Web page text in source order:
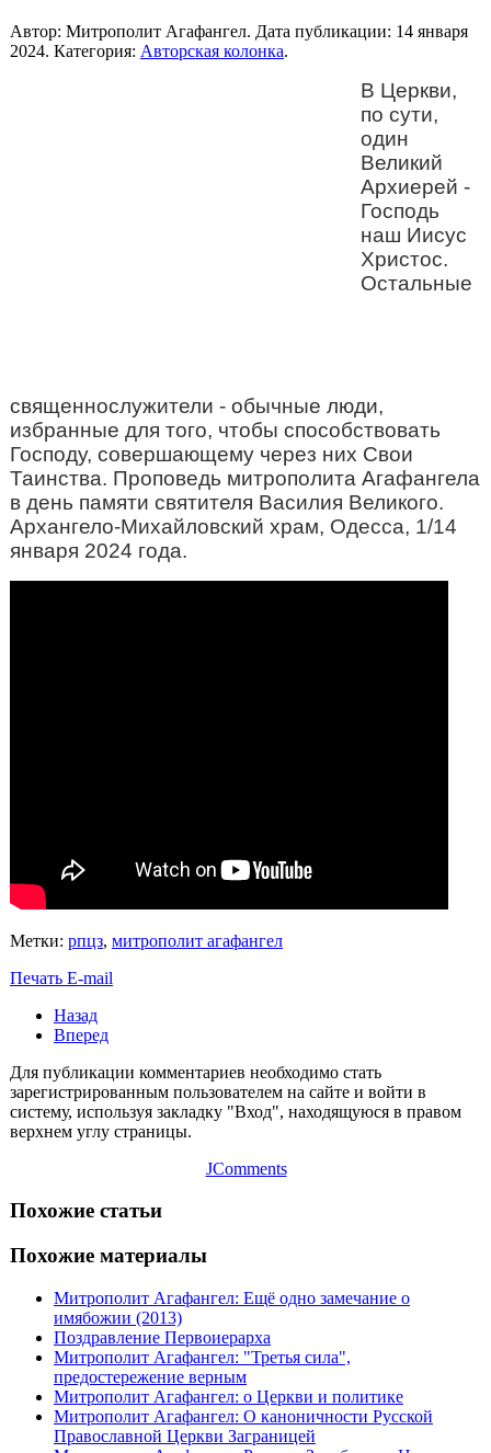
Автор: Митрополит Агафангел. Дата публикации: 14 января
2024. Категория: Авторская колонка.
В Церкви,
по сути,
один
Великий
Архиерей -
Господь
наш Иисус
Христос.
Остальные
священнослужители - обычные люди,
избранные для того, чтобы способствовать
Господу, совершающему через них Свои
Таинства. Проповедь митрополита Агафангела
в день памяти святителя Василия Великого.
Архангело-Михайловский храм, Одесса, 1/14
января 2024 года.
Метки: рпцз, митрополит агафангел
Печать E-mail
Назад
Вперед
Для публикации комментариев необходимо стать
зарегистрированным пользователем на сайте и войти в
систему, используя закладку "Вход", находящуюся в правом
верхнем углу страницы.
JComments
Похожие статьи
Похожие материалы
Митрополит Агафангел: Ещё одно замечание о
имябожии (2013)
Поздравление Первоиерарха
Митрополит Агафангел: "Третья сила",
предостережение верным
Митрополит Агафангел: о Церкви и политике
Митрополит Агафангел: О каноничности Русской
Православной Церкви Заграницей